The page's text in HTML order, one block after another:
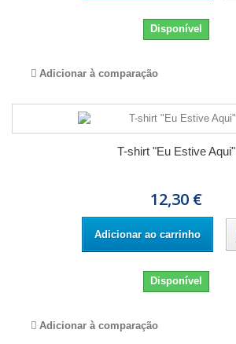
Disponível
Adicionar à comparação
T-shirt "Eu Estive Aqui"
12,30 €
Adicionar ao carrinho
Disponível
Adicionar à comparação